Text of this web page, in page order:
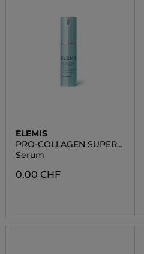
ELEMIS
PRO-COLLAGEN SUPER
SERUM ELIXIR
Serum
0.00 CHF